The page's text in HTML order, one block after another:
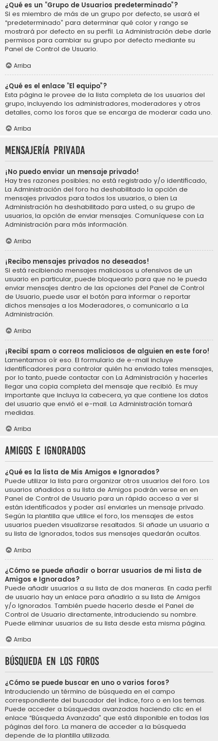
¿Qué es un “Grupo de Usuarios predeterminado”?
Si es miembro de más de un grupo por defecto, se usará el
“predeterminado” para determinar qué color y rango se
mostrará por defecto en su perfil. La Administración debe darle
permisos para cambiar su grupo por defecto mediante su
Panel de Control de Usuario.
Arriba
¿Qué es el enlace “El equipo”?
Esta página le provee de la lista completa de los usuarios del
grupo, incluyendo los administradores, moderadores y otros
detalles, como los foros que se encarga de moderar cada uno.
Arriba
Mensajería privada
¡No puedo enviar un mensaje privado!
Hay tres razones posibles; no está registrado y/o identificado,
La Administración del foro ha deshabilitado la opción de
mensajes privados para todos los usuarios, o bien La
Administración ha deshabilitado para usted, o su grupo de
usuarios, la opción de enviar mensajes. Comuníquese con La
Administración para más información.
Arriba
¡Recibo mensajes privados no deseados!
Si está recibiendo mensajes maliciosos u ofensivos de un
usuario en particular, puede bloquearlo para que no le pueda
enviar mensajes dentro de las opciones del Panel de Control
de Usuario, puede usar el botón para informar o reportar
dichos mensajes a los Moderadores, o comunicarlo a La
Administración.
Arriba
¡Recibí spam o correos maliciosos de alguien en este foro!
Lamentamos oír eso. El formulario de e-mail incluye
identificadores para controlar quién ha enviado tales mensajes,
por lo tanto, puede contactar con La Administración y hacerles
llegar una copia completa del mensaje que recibió. Es muy
importante que incluya la cabecera, ya que contiene los datos
del usuario que envió el e-mail. La Administración tomará
medidas.
Arriba
Amigos e Ignorados
¿Qué es la lista de Mis Amigos e Ignorados?
Puede utilizar la lista para organizar otros usuarios del foro. Los
usuarios añadidos a su lista de Amigos podrán verse en en
Panel de Control de Usuario para un rápido acceso a ver si
están identificados y poder así enviarles un mensaje privado.
Según la plantilla que utilice el foro, los mensajes de estos
usuarios pueden visualizarse resaltados. Si añade un usuario a
su lista de Ignorados, todos sus mensajes quedarán ocultos.
Arriba
¿Cómo se puede añadir o borrar usuarios de mi lista de
Amigos e Ignorados?
Puede añadir usuarios a su lista de dos maneras. En cada perfil
de usuario hay un enlace para añadirlo a su lista de Amigos
y/o Ignorados. También puede hacerlo desde el Panel de
Control de Usuario directamente, introduciendo su nombre.
Puede eliminar usuarios de su lista desde esta misma página.
Arriba
Búsqueda en los foros
¿Cómo se puede buscar en uno o varios foros?
Introduciendo un término de búsqueda en el campo
correspondiente del buscador del índice, foro o en los temas.
Puede acceder a búsquedas avanzadas haciendo clic en el
enlace “Búsqueda Avanzada” que está disponible en todas las
páginas del foro. La manera de acceder a la búsqueda
depende de la plantilla utilizada.